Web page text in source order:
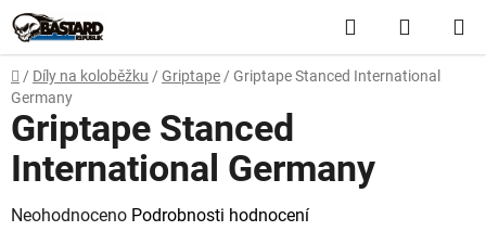
Přejít
na
obsah
Hledat
KOŠÍK
Domů
/ Díly na koloběžku / Griptape / Griptape Stanced International
Germany
Griptape Stanced
International Germany
Průměrné
Neohodnoceno Podrobnosti hodnocení